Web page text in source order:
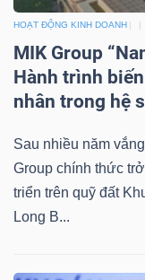
HOẠT ĐỘNG KINH DOANH
MIK Group
Hành trình
nhân trong hệ
Sau nhiều năm
Group chính thức
triển trên quỹ đất
Long B...